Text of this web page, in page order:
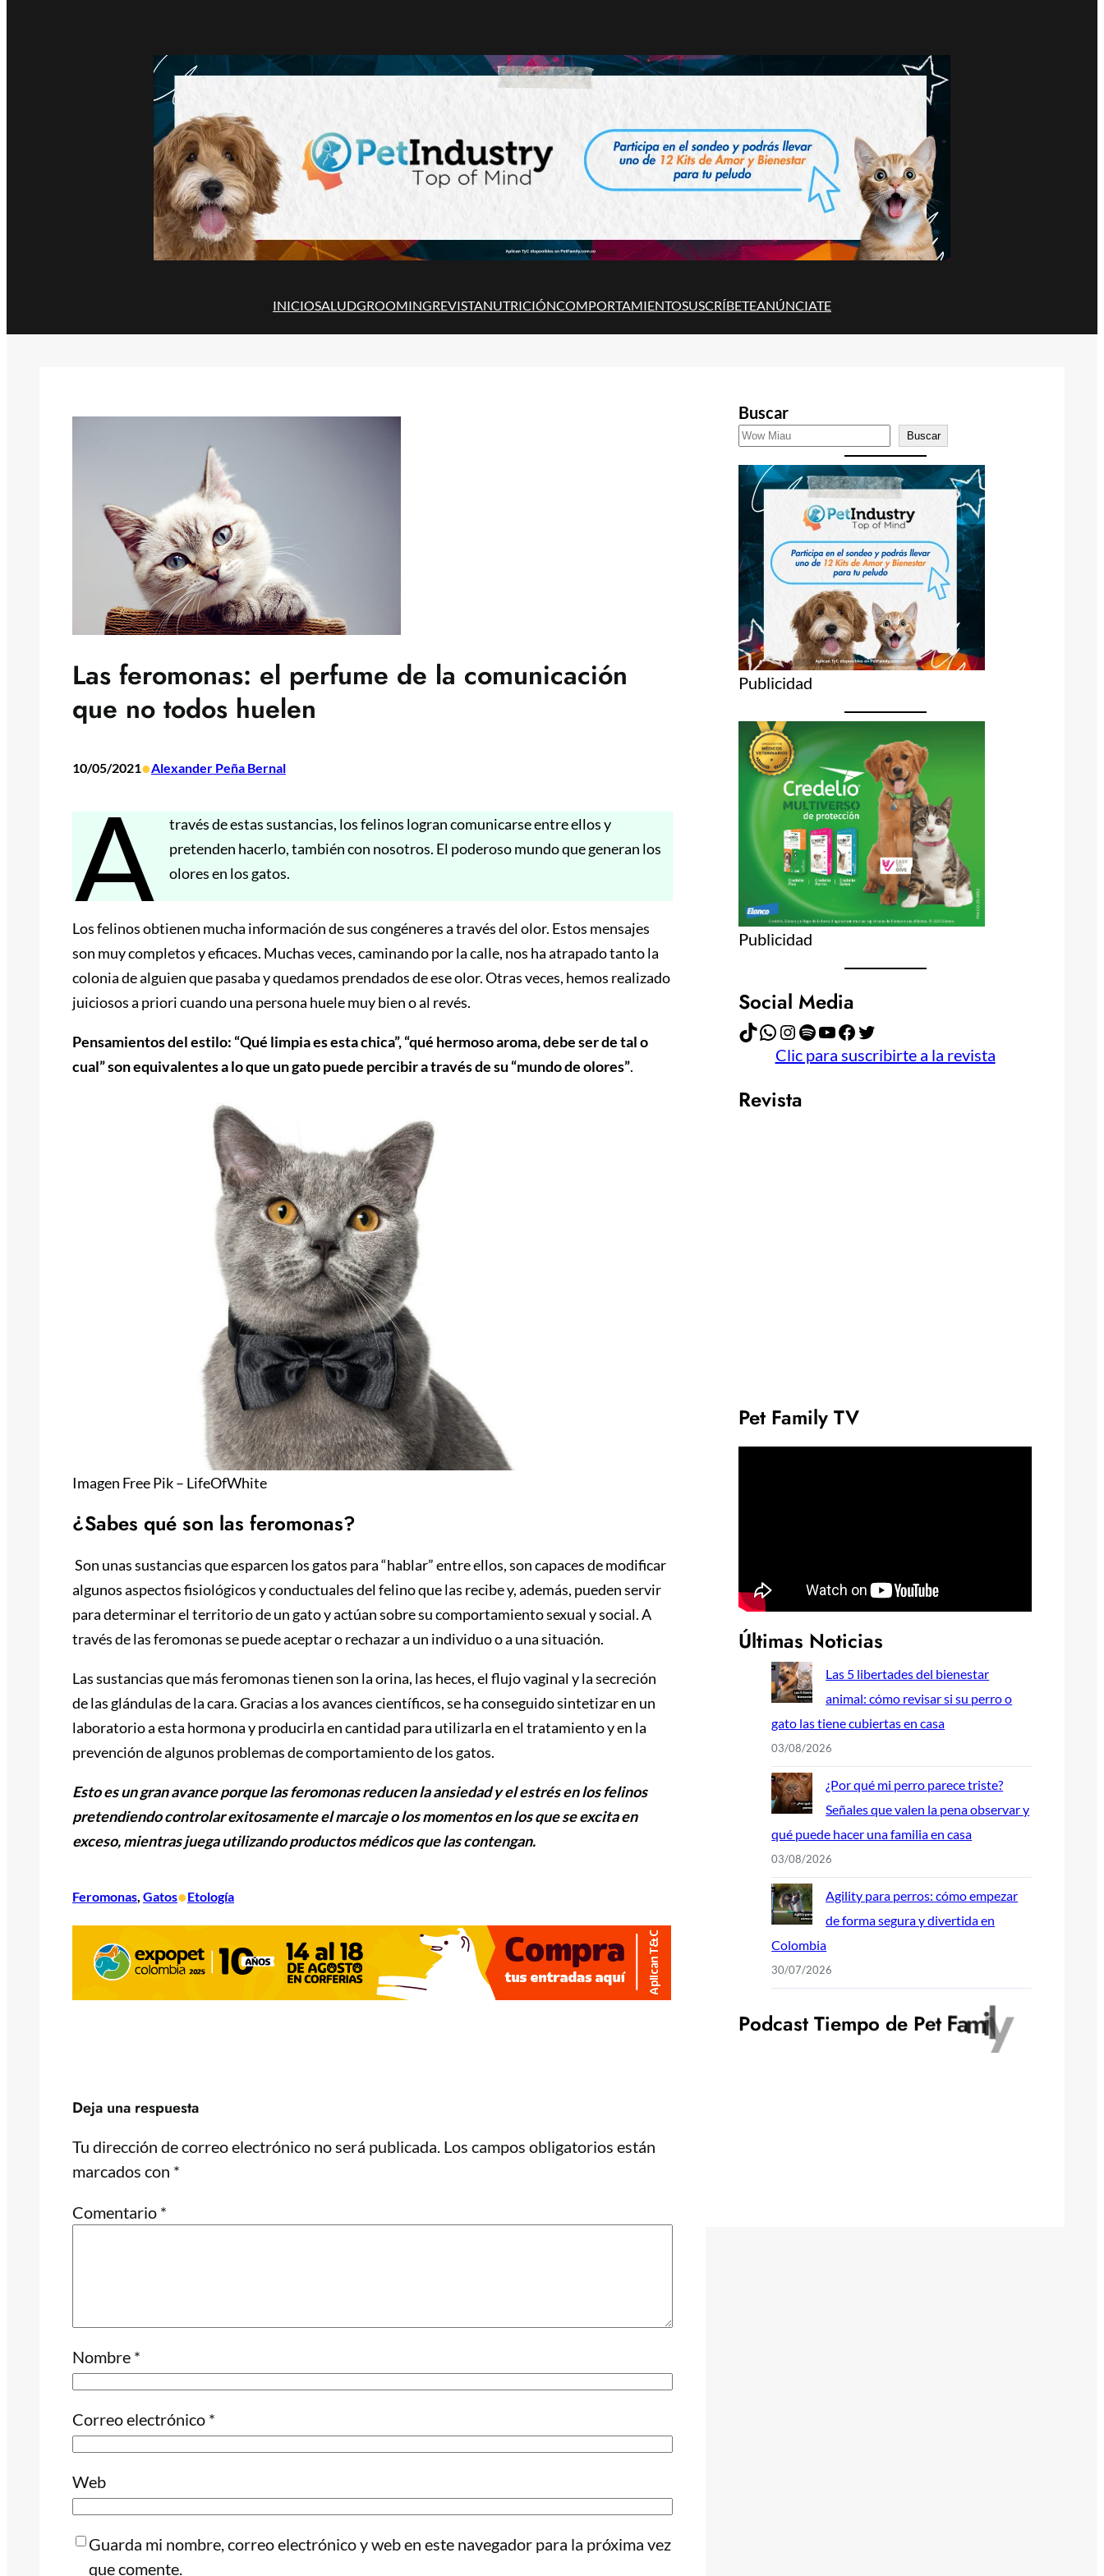
INICIOSALUDGROOMINGREVISTANUTRICIÓNCOMPORTAMIENTOSUSCRÍBETEANÚNCIATE
Las feromonas: el perfume de la comunicación
que no todos huelen
10/05/2021•Alexander Peña Bernal
A
través de estas sustancias, los felinos logran comunicarse entre ellos y
pretenden hacerlo, también con nosotros. El poderoso mundo que generan los
olores en los gatos.
Los felinos obtienen mucha información de sus congéneres a través del olor. Estos mensajes
son muy completos y eficaces. Muchas veces, caminando por la calle, nos ha atrapado tanto la
colonia de alguien que pasaba y quedamos prendados de ese olor. Otras veces, hemos realizado
juiciosos a priori cuando una persona huele muy bien o al revés.
Pensamientos del estilo: “Qué limpia es esta chica”, “qué hermoso aroma, debe ser de tal o
cual” son equivalentes a lo que un gato puede percibir a través de su “mundo de olores”.
Imagen Free Pik – LifeOfWhite
¿Sabes qué son las feromonas?
Son unas sustancias que esparcen los gatos para “hablar” entre ellos, son capaces de modificar
algunos aspectos fisiológicos y conductuales del felino que las recibe y, además, pueden servir
para determinar el territorio de un gato y actúan sobre su comportamiento sexual y social. A
través de las feromonas se puede aceptar o rechazar a un individuo o a una situación.
Las sustancias que más feromonas tienen son la orina, las heces, el flujo vaginal y la secreción
de las glándulas de la cara. Gracias a los avances científicos, se ha conseguido sintetizar en un
laboratorio a esta hormona y producirla en cantidad para utilizarla en el tratamiento y en la
prevención de algunos problemas de comportamiento de los gatos.
Esto es un gran avance porque las feromonas reducen la ansiedad y el estrés en los felinos
pretendiendo controlar exitosamente el marcaje o los momentos en los que se excita en
exceso, mientras juega utilizando productos médicos que las contengan.
Feromonas, Gatos•Etología
Deja una respuesta
Tu dirección de correo electrónico no será publicada. Los campos obligatorios están
marcados con *
Comentario *
Nombre *
Correo electrónico *
Web
Guarda mi nombre, correo electrónico y web en este navegador para la próxima vez
que comente.
Buscar
Buscar
Publicidad
Publicidad
Social Media
TikTok WhatsApp Instagram Spotify YouTube Facebook Twitter
Clic para suscribirte a la revista
Revista
Pet Family TV
Últimas Noticias
Las 5 libertades del bienestar
animal: cómo revisar si su perro o
gato las tiene cubiertas en casa
03/08/2026
¿Por qué mi perro parece triste?
Señales que valen la pena observar y
qué puede hacer una familia en casa
03/08/2026
Agility para perros: cómo empezar
de forma segura y divertida en
Colombia
30/07/2026
Podcast Tiempo de Pet Family